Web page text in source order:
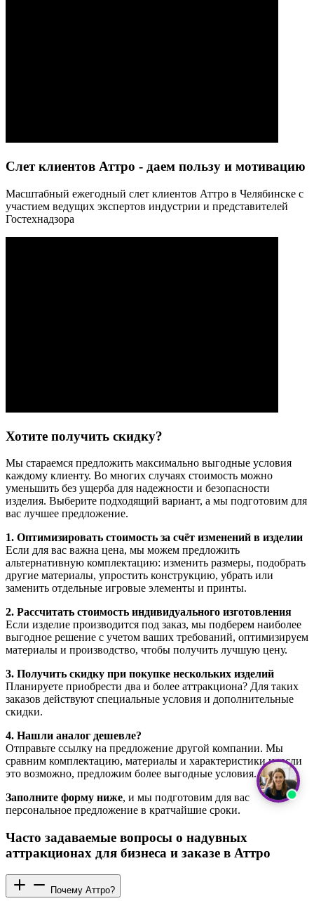
Слет клиентов Аттро - даем пользу и мотивацию
Масштабный ежегодный слет клиентов Аттро в Челябинске с
участием ведущих экспертов индустрии и представителей
Гостехнадзора
Хотите получить скидку?
Мы стараемся предложить максимально выгодные условия
каждому клиенту. Во многих случаях стоимость можно
уменьшить без ущерба для надежности и безопасности
изделия. Выберите подходящий вариант, а мы подготовим для
вас лучшее предложение.
1. Оптимизировать стоимость за счёт изменений в изделии
Если для вас важна цена, мы можем предложить
альтернативную комплектацию: изменить размеры, подобрать
другие материалы, упростить конструкцию, убрать или
заменить отдельные игровые элементы и принты.
2. Рассчитать стоимость индивидуального изготовления
Если изделие производится под заказ, мы подберем наиболее
выгодное решение с учетом ваших требований, оптимизируем
материалы и производство, чтобы получить лучшую цену.
3. Получить скидку при покупке нескольких изделий
Планируете приобрести два и более аттракциона? Для таких
заказов действуют специальные условия и дополнительные
скидки.
4. Нашли аналог дешевле?
Отправьте ссылку на предложение другой компании. Мы
сравним комплектацию, материалы и характеристики и, если
это возможно, предложим более выгодные условия.
Заполните форму ниже, и мы подготовим для вас
персональное предложение в кратчайшие сроки.
Часто задаваемые вопросы о надувных
аттракционах для бизнеса и заказе в Аттро
Почему Аттро?